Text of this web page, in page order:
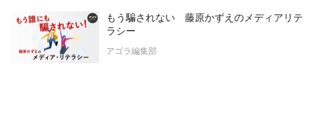
もう騙されない 藤原かずえのメディアリテ
ラシー
アゴラ編集部